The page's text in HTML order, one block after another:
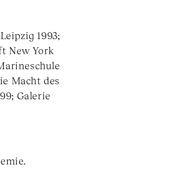
1993;
New York
Macht des
Galerie